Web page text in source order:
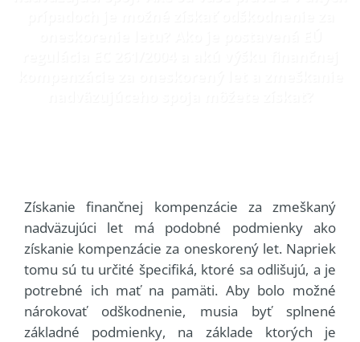
Získanie finančnej kompenzácie za zmeškaný
nadväzujúci let má podobné podmienky ako
získanie kompenzácie za oneskorený let. Napriek
tomu sú tu určité špecifiká, ktoré sa odlišujú, a je
potrebné ich mať na pamäti. Aby bolo možné
nárokovať odškodnenie, musia byť splnené
základné podmienky, na základe ktorých je